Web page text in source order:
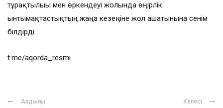
тұрақтылығы мен өркендеуі жолында өңірлік
ынтымақтастықтың жаңа кезеңіне жол ашатынына сенім
білдірді.
t.me/aqorda_resmi
Алдыңғы Келесі